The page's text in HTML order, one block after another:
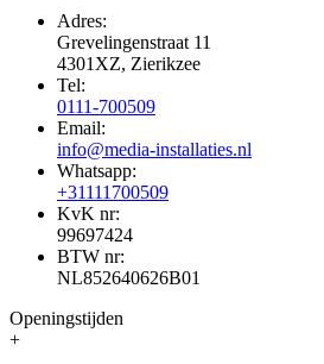
Adres:
Grevelingenstraat 11
4301XZ, Zierikzee
Tel:
0111-700509
Email:
info@media-installaties.nl
Whatsapp:
+31111700509
KvK nr:
99697424
BTW nr:
NL852640626B01
Openingstijden
+